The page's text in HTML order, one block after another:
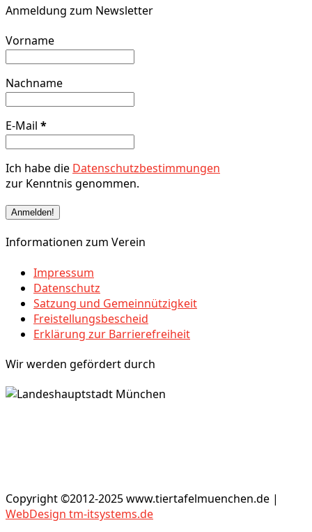
Anmeldung zum Newsletter
Vorname
Nachname
E-Mail *
Ich habe die Datenschutzbestimmungen
zur Kenntnis genommen.
Informationen zum Verein
Impressum
Datenschutz
Satzung und Gemeinnützigkeit
Freistellungsbescheid
Erklärung zur Barrierefreiheit
Wir werden gefördert durch
Copyright ©2012-2025 www.tiertafelmuenchen.de |
WebDesign tm-itsystems.de